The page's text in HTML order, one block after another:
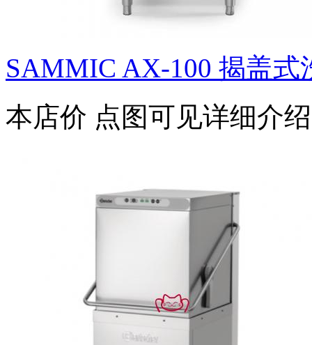
SAMMIC AX-100 揭盖式
本店价 点图可见详细介绍